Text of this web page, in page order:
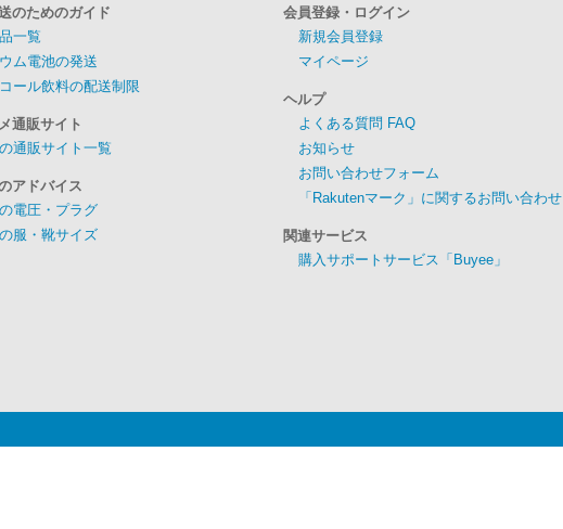
のためのガイド
一覧
ム電池の発送
ール飲料の配送制限
通販サイト
通販サイト一覧
アドバイス
電圧・プラグ
服・靴サイズ
会員登録・ログイン
新規会員登録
マイページ
ヘルプ
よくある質問 FAQ
お知らせ
お問い合わせフォーム
「Rakutenマーク」に関するお問い合わせ
関連サービス
購入サポートサービス「Buyee」